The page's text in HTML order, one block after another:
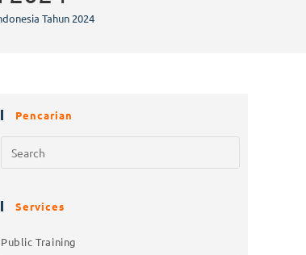
Tahun 2024
Pencarian
Services
Public Training